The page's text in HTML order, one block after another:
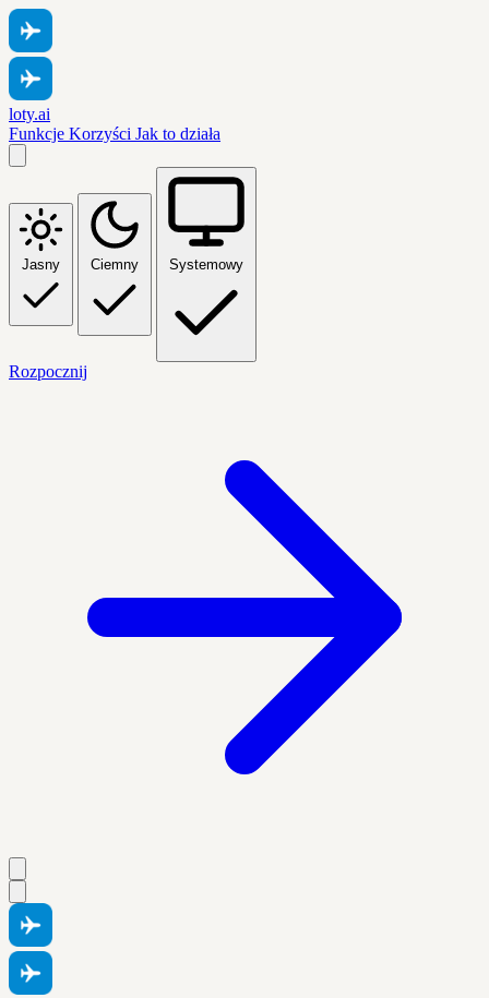
loty.ai
Funkcje Korzyści Jak to działa
Jasny Ciemny Systemowy
Rozpocznij